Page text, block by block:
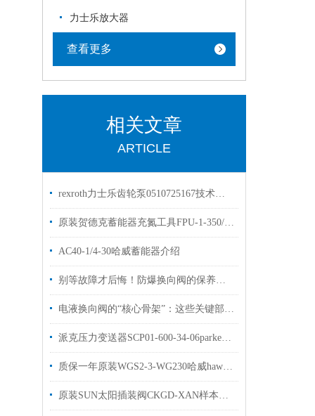
力士乐放大器
查看更多
相关文章
ARTICLE
rexroth力士乐齿轮泵0510725167技术参数原装
原装贺德克蓄能器充氮工具FPU-1-350/250F4出售
AC40-1/4-30哈威蓄能器介绍
别等故障才后悔！防爆换向阀的保养诀窍，早知道少踩坑
电液换向阀的“核心骨架”：这些关键部件，决定设备运行效率！
派克压力变送器SCP01-600-34-06parker原装优势出售
质保一年原装WGS2-3-WG230哈威hawe换向阀
原装SUN太阳插装阀CKGD-XAN样本优势出售